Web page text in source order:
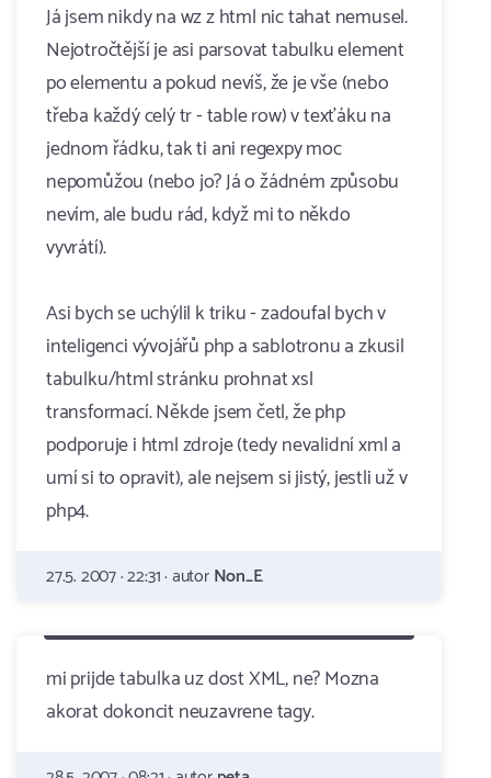
Já jsem nikdy na wz z html nic tahat nemusel.
Nejotročtější je asi parsovat tabulku element
po elementu a pokud nevíš, že je vše (nebo
třeba každý celý tr - table row) v texťáku na
jednom řádku, tak ti ani regexpy moc
nepomůžou (nebo jo? Já o žádném způsobu
nevím, ale budu rád, když mi to někdo
vyvrátí).
Asi bych se uchýlil k triku - zadoufal bych v
inteligenci vývojářů php a sablotronu a zkusil
tabulku/html stránku prohnat xsl
transformací. Někde jsem četl, že php
podporuje i html zdroje (tedy nevalidní xml a
umí si to opravit), ale nejsem si jistý, jestli už v
php4.
27.5. 2007 · 22:31 · autorNon_E
mi prijde tabulka uz dost XML, ne? Mozna
akorat dokoncit neuzavrene tagy.